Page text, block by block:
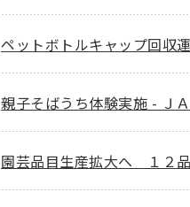
ペットボトルキャップ回収
親子そばうち体験実施 - Ｊ
園芸品目生産拡大へ １２